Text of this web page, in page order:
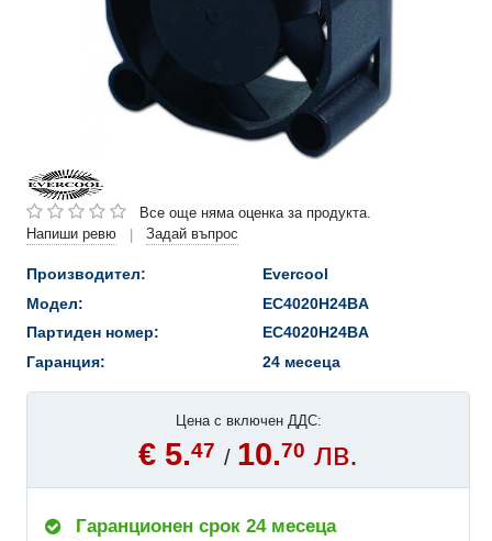
Все още няма оценка за продукта.
Напиши ревю
| Задай въпрос
Производител:
Evercool
Модел:
EC4020H24BA
Партиден номер:
EC4020H24BA
Гаранция:
24 месеца
Цена с включен ДДС:
€ 5.47 / 10.70 лв.
Гаранционен срок 24 месеца